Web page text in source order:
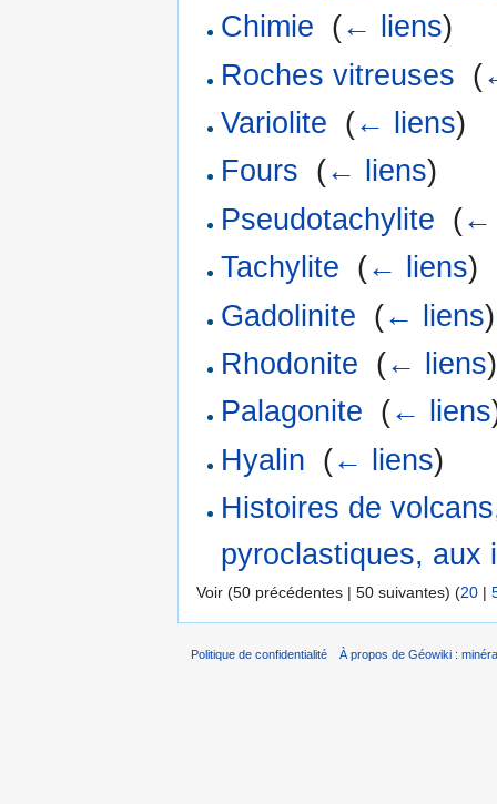
Chimie (← liens)
Roches vitreuses (
Variolite (← liens)
Fours (← liens)
Pseudotachylite (←
Tachylite (← liens)
Gadolinite (← liens)
Rhodonite (← liens)
Palagonite (← liens
Hyalin (← liens)
Histoires de
pyroclastiques, aux
Voir (50 précédentes | 50 suivantes) (20 |
Politique de confidentialité À propos de Géowiki :